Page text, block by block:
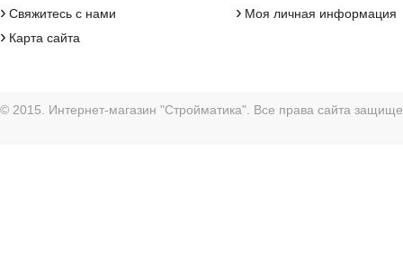
› Свяжитесь с нами
› Карта сайта
› Моя личная информация
© 2015. Интернет-магазин "Стройматика". Все права сайта